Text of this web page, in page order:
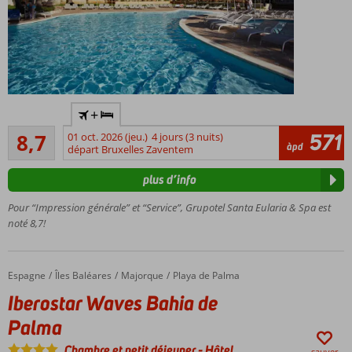
Chambre
et petit-
déjeuner
ou demi-
pension
Directement
au bord de
la mer!
500
m² de
Bien-
être!
Uniquement
pour les
adultes,
min. 18 ans
Un toit-
terrasse
8,7
Recommandé
26
commentaires
+
01 oct. 2026 (jeu.) 4 jours (3 nuits)
départ Bruxelles Zaventem
àpd 571
Pour “Impression générale” et “Service”, Grupotel Santa Eularia & Spa est
noté 8,7!
plus d’info
Accueil
Espagne Îles Baléares Majorque Playa de Palma
Iberostar Waves Bahia de Palma
Iberostar Waves Bahia de
Palma